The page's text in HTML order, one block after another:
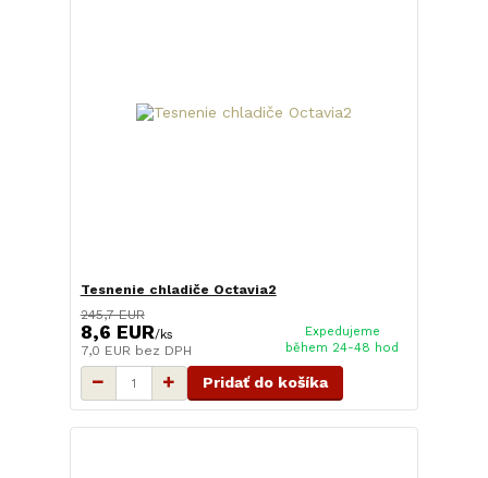
Tesnenie chladiče Octavia2
245,7 EUR
8,6 EUR/ks
7,0 EUR bez DPH
Expedujeme
během 24-48 hod
Pridať do košíka